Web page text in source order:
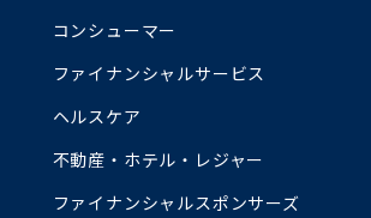
コンシューマー
ファイナンシャルサービス
ヘルスケア
不動産・ホテル・レジャー
ファイナンシャルスポンサーズ